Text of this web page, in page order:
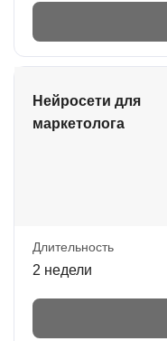
Нейросети для
маркетолога
Длительность
2 недели